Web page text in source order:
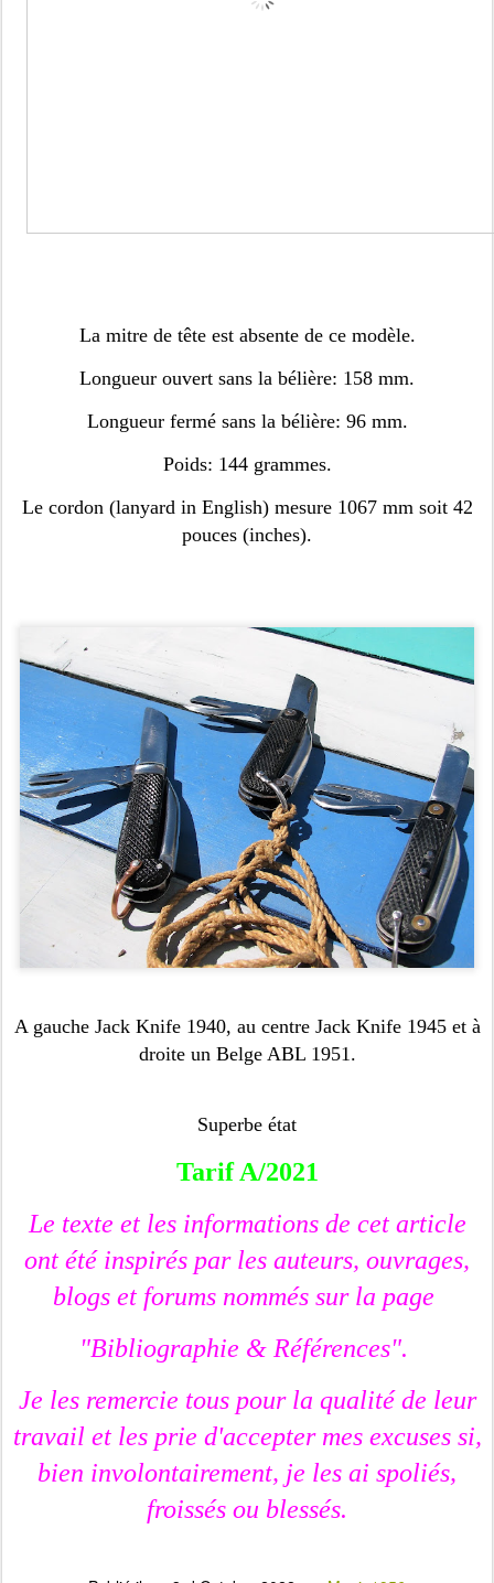
La mitre de tête est absente de ce modèle.
Longueur ouvert sans la bélière: 158 mm.
Longueur fermé sans la bélière: 96 mm.
Poids: 144 grammes.
Le cordon (lanyard in English) mesure 1067 mm soit 42
pouces (inches).
A gauche Jack Knife 1940, au centre Jack Knife 1945 et à
droite un Belge ABL 1951.
Superbe état
Tarif A/2021
Le texte et les informations de cet article
ont été inspirés par les auteurs, ouvrages,
blogs et forums nommés sur la page
"Bibliographie & Références".
Je les remercie tous pour la qualité de leur
travail et les prie d'accepter mes excuses si,
bien involontairement, je les ai spoliés,
froissés ou blessés.